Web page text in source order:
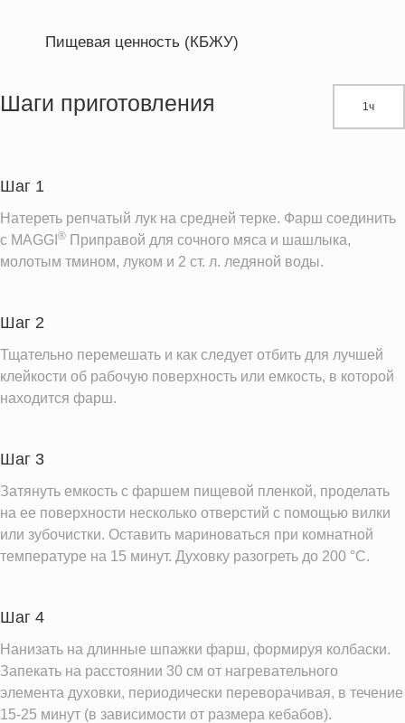
Пищевая ценность (КБЖУ)
Жиры
Информация для одной порции
Шаги приготовления 1ч
Шаг 1
Натереть репчатый лук на средней терке. Фарш соединить
с MAGGI ® Приправой для сочного мяса и шашлыка,
молотым тмином, луком и 2 ст. л. ледяной воды.
Шаг 2
Тщательно перемешать и как следует отбить для лучшей
клейкости об рабочую поверхность или емкость, в которой
находится фарш.
Шаг 3
Затянуть емкость с фаршем пищевой пленкой, проделать
на ее поверхности несколько отверстий с помощью вилки
или зубочистки. Оставить мариноваться при комнатной
температуре на 15 минут. Духовку разогреть до 200 °C.
Шаг 4
Нанизать на длинные шпажки фарш, формируя колбаски.
Запекать на расстоянии 30 см от нагревательного
элемента духовки, периодически переворачивая, в течение
15-25 минут (в зависимости от размера кебабов).